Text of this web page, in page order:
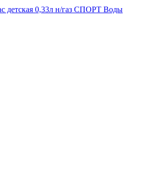
детская 0,33л н/газ СПОРТ Воды